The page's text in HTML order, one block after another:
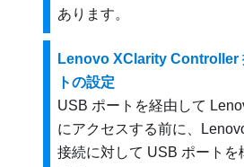
あります。
Lenovo XClarity Controller
トの設定
USB ポートを経由して
にアクセスする前に、
接続に対して USB ポートを